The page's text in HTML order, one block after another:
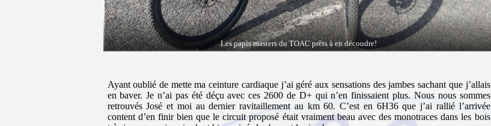
Les papis masters du TOAC prêts à en découdre!
Ayant oublié de mette ma ceinture cardiaque j’ai géré aux sensations des jambes sachant que j’allais
en baver. Je n’ai pas été déçu avec ces 2600 de D+ qui n’en finissaient plus. Nous nous sommes
retrouvés José et moi au dernier ravitaillement au km 60. C’est en 6H36 que j’ai rallié l’arrivée
content d’en finir bien que le circuit proposé était vraiment beau avec des monotraces dans les bois